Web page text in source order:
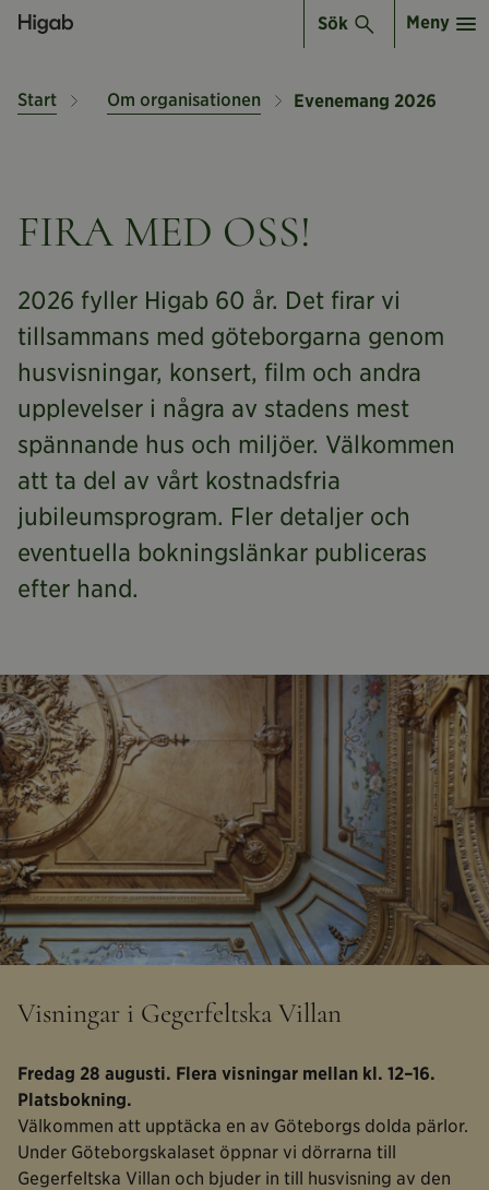
Sök Meny
Start Om organisationen Evenemang 2026
FIRA MED OSS!
2026 fyller Higab 60 år. Det firar vi
tillsammans med göteborgarna genom
husvisningar, konsert, film och andra
upplevelser i några av stadens mest
spännande hus och miljöer. Välkommen
att ta del av vårt kostnadsfria
jubileumsprogram. Fler detaljer och
eventuella bokningslänkar publiceras
efter hand.
Visningar i Gegerfeltska Villan
Fredag 28 augusti. Flera visningar mellan kl. 12–16.
Platsbokning.
Välkommen att upptäcka en av Göteborgs dolda pärlor.
Under Göteborgskalaset öppnar vi dörrarna till
Gegerfeltska Villan och bjuder in till husvisning av den